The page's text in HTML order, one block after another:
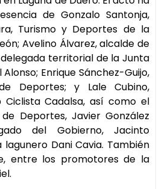
de Gonzalo Santonja,
Turismo y Deportes de la
Avelino Álvarez, alcalde de
delegada territorial de la Junta
Enrique Sánchez-Guijo,
Deportes; y Lale Cubino,
Ciclista Cadalsa, así como el
Deportes, Javier González
del Gobierno, Jacinto
Dani Cavia. También
entre los promotores de la